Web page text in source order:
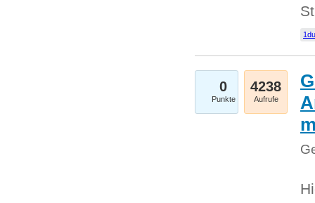
0
Punkte
4238
Aufrufe